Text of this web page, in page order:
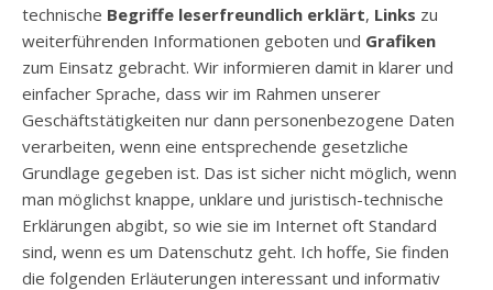
technische Begriffe leserfreundlich erklärt, Links zu
weiterführenden Informationen geboten und Grafiken
zum Einsatz gebracht. Wir informieren damit in klarer und
einfacher Sprache, dass wir im Rahmen unserer
Geschäftstätigkeiten nur dann personenbezogene Daten
verarbeiten, wenn eine entsprechende gesetzliche
Grundlage gegeben ist. Das ist sicher nicht möglich, wenn
man möglichst knappe, unklare und juristisch-technische
Erklärungen abgibt, so wie sie im Internet oft Standard
sind, wenn es um Datenschutz geht. Ich hoffe, Sie finden
die folgenden Erläuterungen interessant und informativ